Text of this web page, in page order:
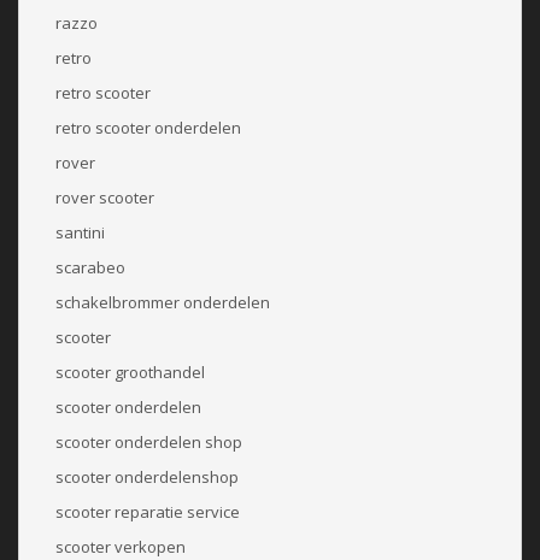
razzo
retro
retro scooter
retro scooter onderdelen
rover
rover scooter
santini
scarabeo
schakelbrommer onderdelen
scooter
scooter groothandel
scooter onderdelen
scooter onderdelen shop
scooter onderdelenshop
scooter reparatie service
scooter verkopen